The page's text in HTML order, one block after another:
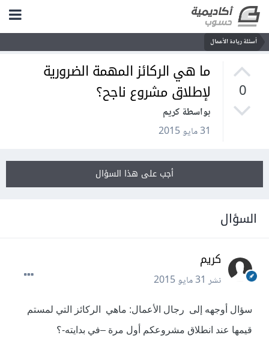
أسئلة ريادة الأعمال
0
ما هي الركائز المهمة الضرورية
لإطلاق مشروع ناجح؟
بواسطة كريم
31 مايو 2015
أجب على هذا السؤال
السؤال
كريم
نشر31 مايو 2015
سؤال أوجهه إلى رجال الأعمال: ماهي الركائز التي لمستم
قيمها عند انطلاق مشروعكم أول مرة –في بدايته-؟